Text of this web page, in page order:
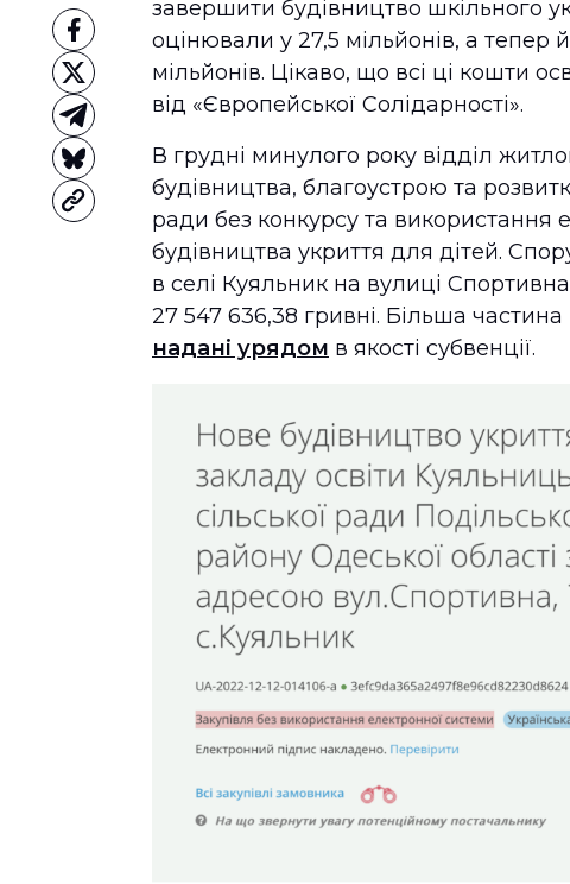
завершити будівництво шкільного
оцінювали у 27,5 мільйонів, а тепер
мільйонів. Цікаво, що всі ці кошти
від «Європейської Солідарності».
В грудні минулого року відділ
будівництва, благоустрою та
ради без конкурсу та використання
будівництва укриття для дітей.
в селі Куяльник на вулиці
27 547 636,38 гривні. Більша
надані урядом в якості субвенції.